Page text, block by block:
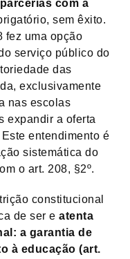
com a
sem êxito.
fez uma opção
serviço público do
das
exclusivamente
nas escolas
expandir a oferta
entendimento é
sistemática do
o art. 208, §2º.
constitucional
de ser e atenta
a garantia de
à educação (art.